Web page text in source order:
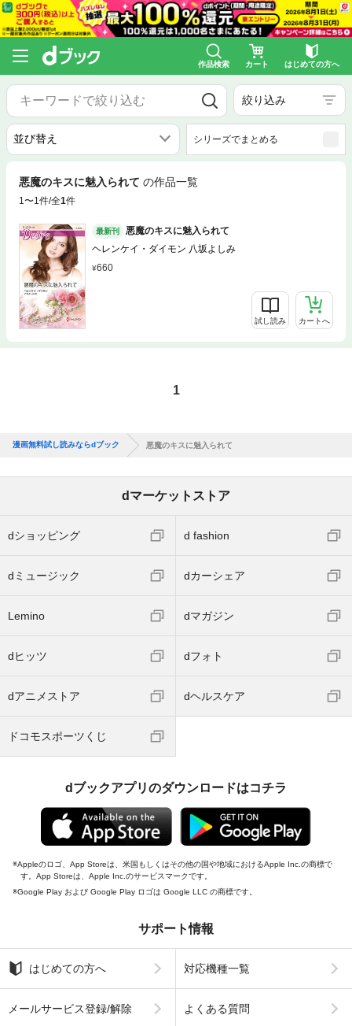
作品検索 カート はじめての方へ
絞り込み
シリーズでまとめる
悪魔のキスに魅入られて の作品一覧
1〜1件/全1件
最新刊
悪魔のキスに魅入られて
ヘレンケイ・ダイモン 八坂よしみ
660
試し読み カートへ
1
漫画無料試し読みならdブック 悪魔のキスに魅入られて
dマーケットストア
dショッピング d fashion
dミュージック dカーシェア
Lemino dマガジン
dヒッツ dフォト
dアニメストア dヘルスケア
ドコモスポーツくじ
dブックアプリのダウンロードはコチラ
Appleのロゴ、App Storeは、米国もしくはその他の国や地域におけるApple Inc.の商標で
す。App Storeは、Apple Inc.のサービスマークです。
Google Play および Google Play ロゴは Google LLC の商標です。
サポート情報
はじめての方へ 対応機種一覧
メールサービス登録/解除 よくある質問